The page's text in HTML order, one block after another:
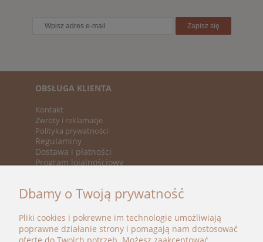
Zapisz się
OBSŁUGA KLIENTA
Kontakt
Zwroty i reklamacje
Polityka prywatności
Regulaminy
Dostawa i płatności
Program lojalnościowy
Nowości
Promocje
Marki
Dbamy o Twoją prywatność
Pliki cookies i pokrewne im technologie umożliwiają
poprawne działanie strony i pomagają nam dostosować